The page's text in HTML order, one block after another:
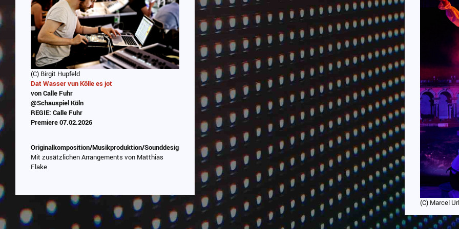
(C) Birgit Hupfeld
Dat Wasser vun Kölle es jot
von Calle Fuhr
@Schauspiel Köln
REGIE: Calle Fuhr
Premiere 07.02.2026
Originalkomposition/Musikproduktion/Sounddesign/Programmierung/
Mit zusätzlichen Arrangements von Matthias
Flake
(C) Marcel